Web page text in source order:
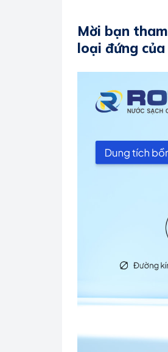
Mời bạn
loại đứng